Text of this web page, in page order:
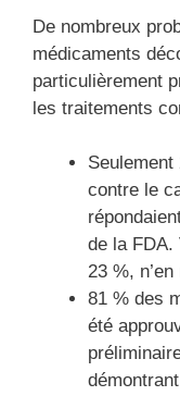
De nombreux
médicaments
particulièrement
les traitements
contre le
de la FDA.
23 %,
81 % des
été